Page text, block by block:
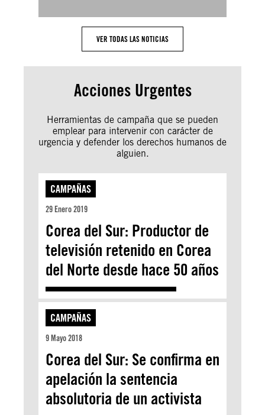
VER TODAS LAS NOTICIAS
Acciones Urgentes
Herramientas de campaña que se pueden
emplear para intervenir con carácter de
urgencia y defender los derechos humanos de
alguien.
CAMPAÑAS
29 Enero 2019
Corea del Sur: Productor de
televisión retenido en Corea
del Norte desde hace 50 años
CAMPAÑAS
9 Mayo 2018
Corea del Sur: Se confirma en
apelación la sentencia
absolutoria de un activista